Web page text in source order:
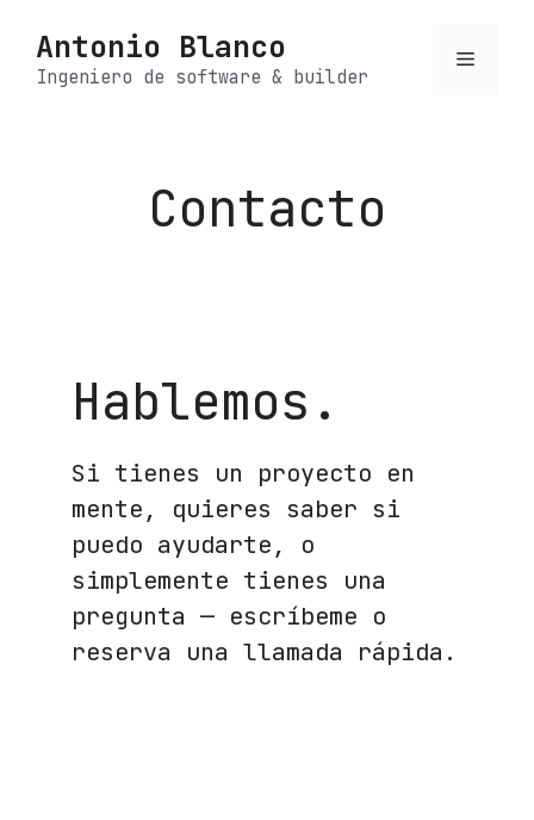
contenido
Antonio Blanco
Ingeniero de software & builder
Menú
Contacto
Hablemos.
Si tienes un proyecto en
mente, quieres saber si
puedo ayudarte, o
simplemente tienes una
pregunta — escríbeme o
reserva una llamada rápida.